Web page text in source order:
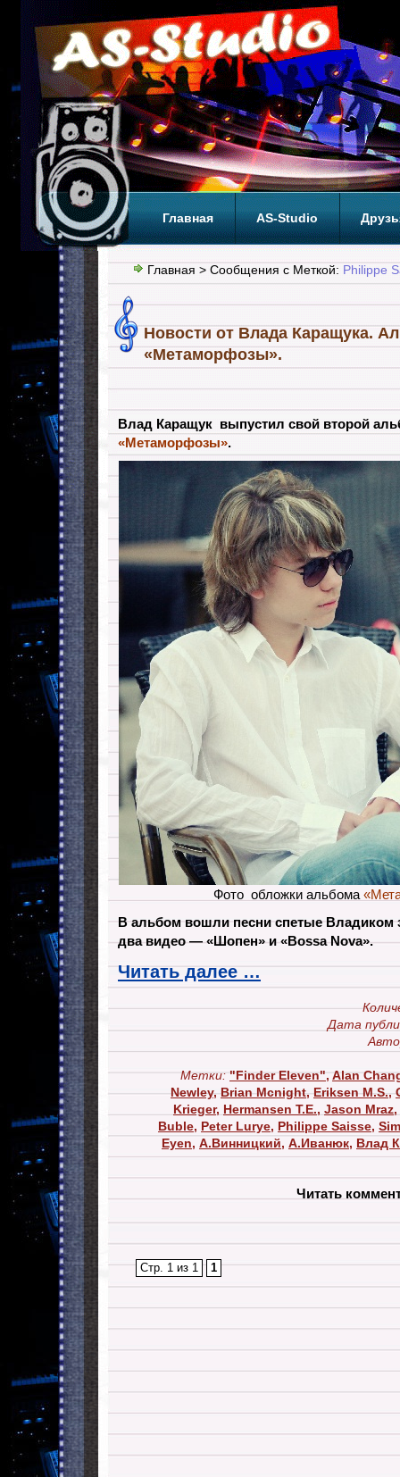
Главная AS-Studio
Теги ТОП
Главная > Сообщения с Меткой: Philippe
Новости от Влада Каращука.
«Метаморфозы».
Влад Каращук выпустил свой второй
«Метаморфозы».
Фото обложки альбома
В альбом вошли песни спетые Владиком
два видео — «Шопен» и «Bossa Nova».
Читать далее …
Дата
Метки: "Finder Eleven", Alan
Newley,Brian Mcnight,Eriksen M.S.,
Krieger, Hermansen T.E., Jason Mraz,
Buble, Peter Lurye, Philippe Saisse,
Eyen, А.Винницкий, А.Иванюк, Влад
Читать
Стр. 1 из 1 1